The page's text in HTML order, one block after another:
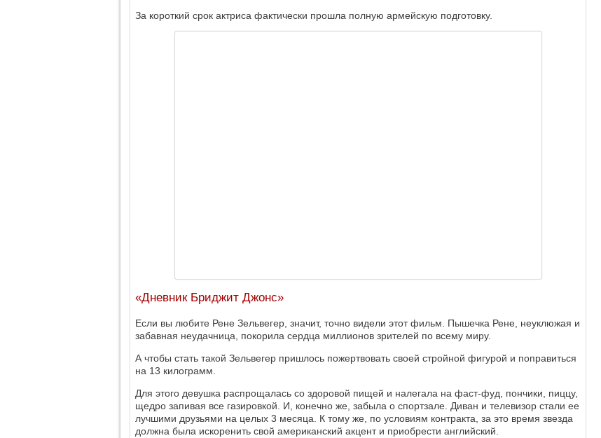
За короткий срок актриса фактически прошла полную армейскую подготовку.
«Дневник Бриджит Джонс»
Если вы любите Рене Зельвегер, значит, точно видели этот фильм. Пышечка Рене, неуклюжая и
забавная неудачница, покорила сердца миллионов зрителей по всему миру.
А чтобы стать такой Зельвегер пришлось пожертвовать своей стройной фигурой и поправиться
на 13 килограмм.
Для этого девушка распрощалась со здоровой пищей и налегала на фаст-фуд, пончики, пиццу,
щедро запивая все газировкой. И, конечно же, забыла о спортзале. Диван и телевизор стали ее
лучшими друзьями на целых 3 месяца. К тому же, по условиям контракта, за это время звезда
должна была искоренить свой американский акцент и приобрести английский.